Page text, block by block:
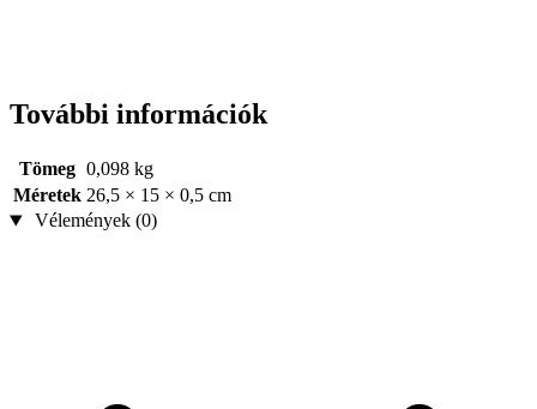
További információk
Tömeg 0,098 kg
Méretek 26,5 × 15 × 0,5 cm
Vélemények (0)